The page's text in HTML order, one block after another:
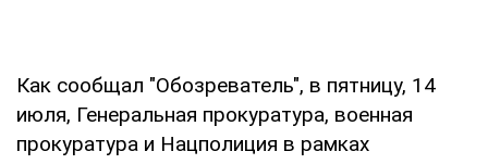
Как сообщал "Обозреватель", в пятницу, 14
июля, Генеральная прокуратура, военная
прокуратура и Нацполиция в рамках